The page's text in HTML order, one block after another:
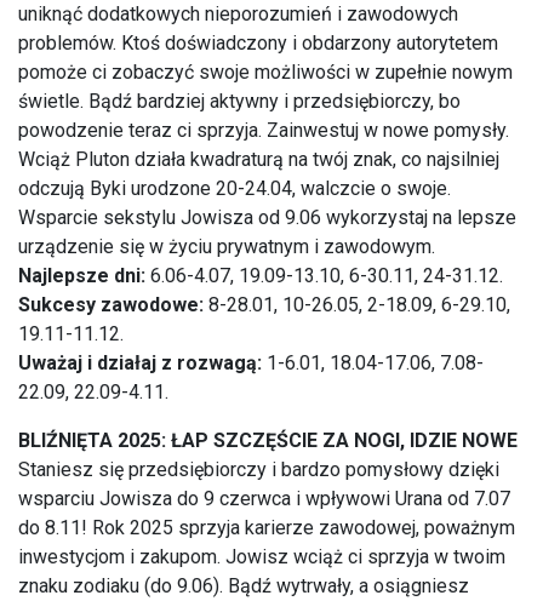
uniknąć dodatkowych nieporozumień i zawodowych
problemów. Ktoś doświadczony i obdarzony autorytetem
pomoże ci zobaczyć swoje możliwości w zupełnie nowym
świetle. Bądź bardziej aktywny i przedsiębiorczy, bo
powodzenie teraz ci sprzyja. Zainwestuj w nowe pomysły.
Wciąż Pluton działa kwadraturą na twój znak, co najsilniej
odczują Byki urodzone 20-24.04, walczcie o swoje.
Wsparcie sekstylu Jowisza od 9.06 wykorzystaj na lepsze
urządzenie się w życiu prywatnym i zawodowym.
Najlepsze dni: 6.06-4.07, 19.09-13.10, 6-30.11, 24-31.12.
Sukcesy zawodowe: 8-28.01, 10-26.05, 2-18.09, 6-29.10,
19.11-11.12.
Uważaj i działaj z rozwagą: 1-6.01, 18.04-17.06, 7.08-
22.09, 22.09-4.11.
BLIŹNIĘTA 2025: ŁAP SZCZĘŚCIE ZA NOGI, IDZIE NOWE
Staniesz się przedsiębiorczy i bardzo pomysłowy dzięki
wsparciu Jowisza do 9 czerwca i wpływowi Urana od 7.07
do 8.11! Rok 2025 sprzyja karierze zawodowej, poważnym
inwestycjom i zakupom. Jowisz wciąż ci sprzyja w twoim
znaku zodiaku (do 9.06). Bądź wytrwały, a osiągniesz